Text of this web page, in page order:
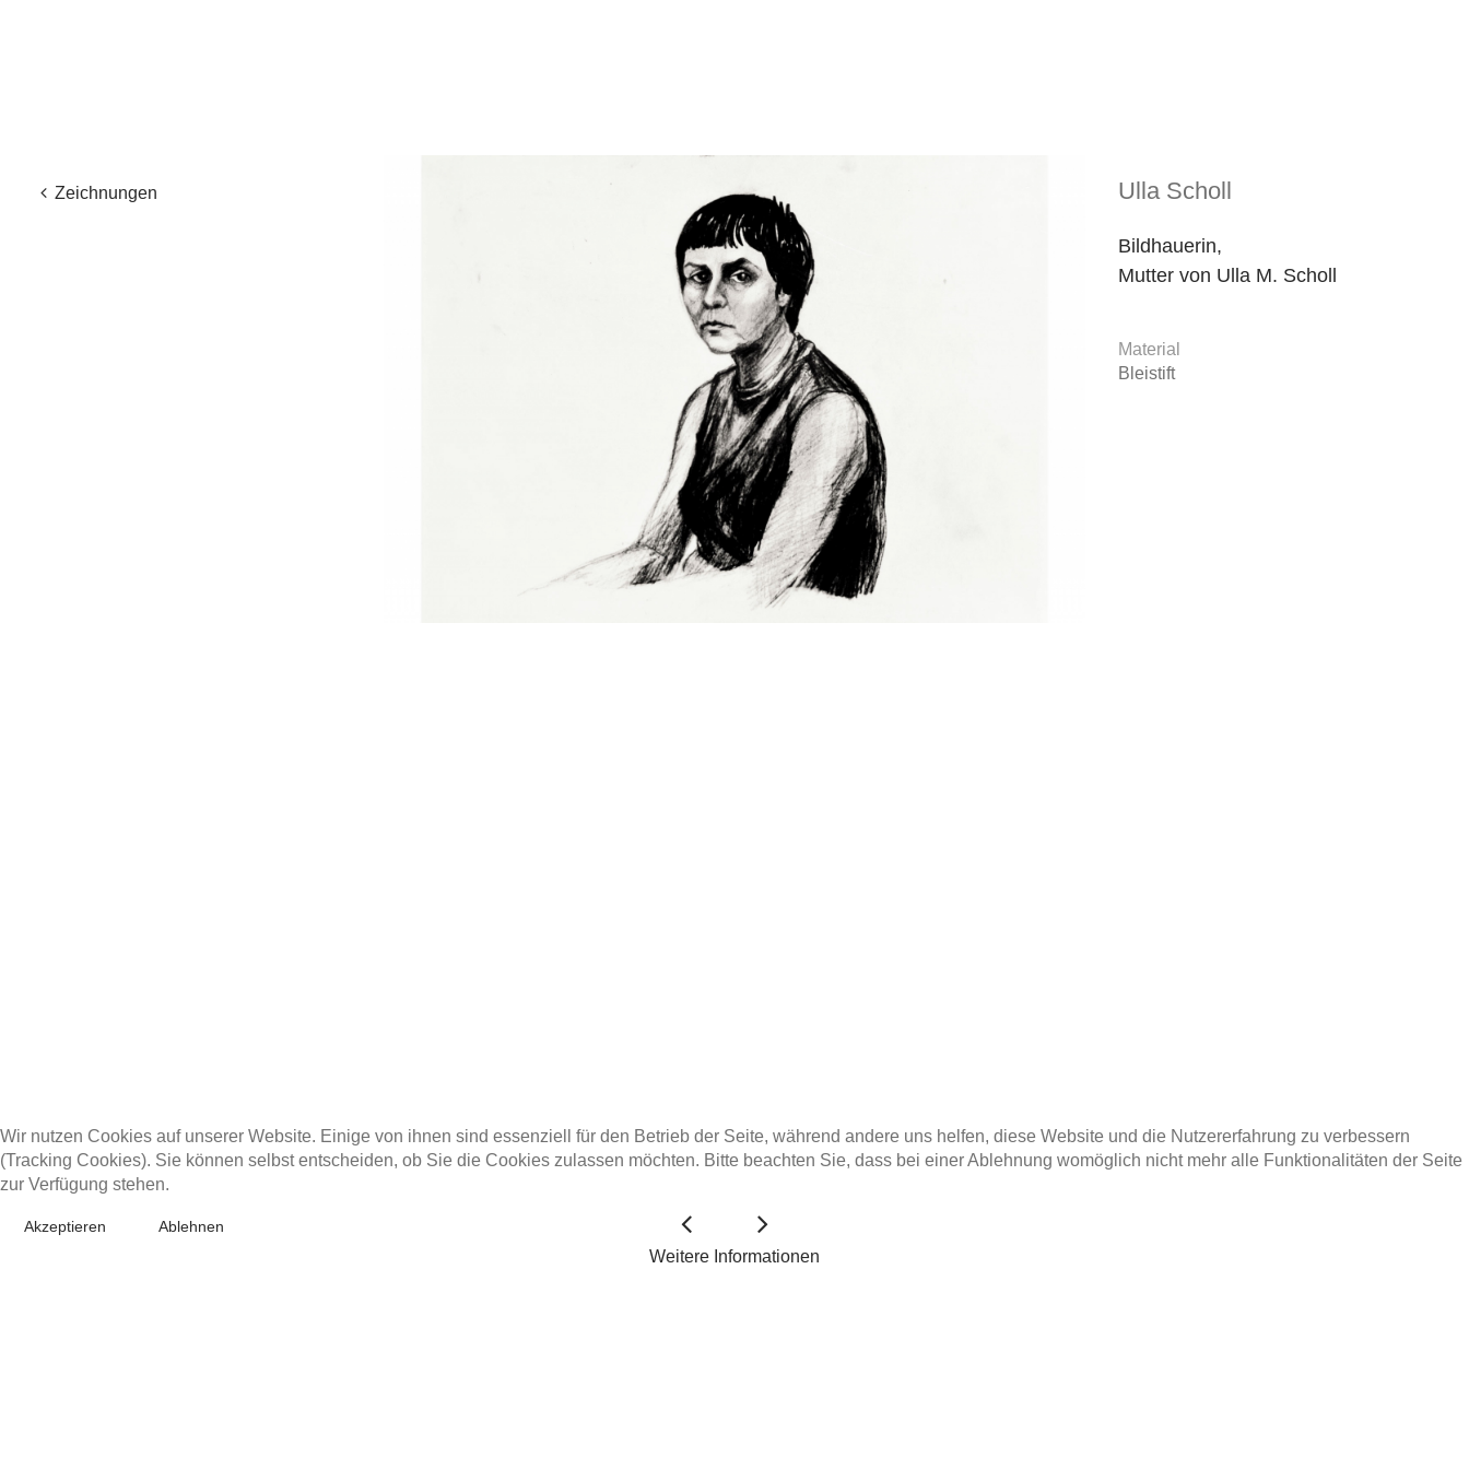
Zeichnungen Ulla Scholl
Bildhauerin,
Mutter von Ulla M. Scholl
Material
Bleistift
Wir nutzen Cookies auf unserer Website. Einige von ihnen sind essenziell für den Betrieb der Seite, während andere uns helfen, diese Website und die Nutzererfahrung zu verbessern
(Tracking Cookies). Sie können selbst entscheiden, ob Sie die Cookies zulassen möchten. Bitte beachten Sie, dass bei einer Ablehnung womöglich nicht mehr alle Funktionalitäten der Seite
zur Verfügung stehen.
Akzeptieren Ablehnen
Weitere Informationen